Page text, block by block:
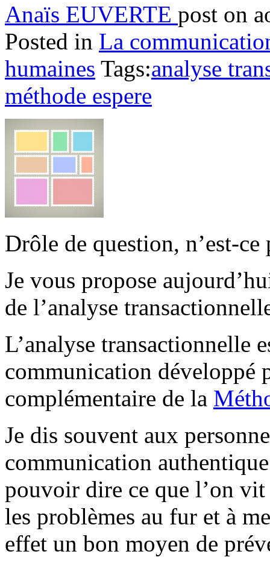
Anaïs EUVERTE post on
Posted in La
humaines Tags:analyse
méthode espere
Drôle de question, n’est-ce
Je vous propose
de l’analyse
L’analyse transactionnelle
communication développé
complémentaire de la
Je dis souvent aux
communication
pouvoir dire ce que l’on
les problèmes au fur et à
effet un bon moyen de